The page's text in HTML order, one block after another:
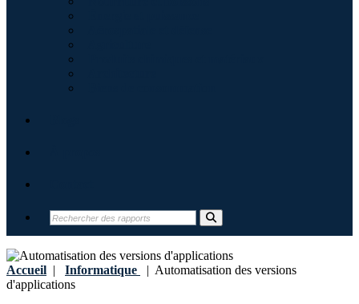
Accueil | Informatique | Automatisation des versions
d'applications